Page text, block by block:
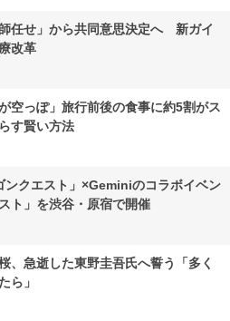
任せ」から共同意思決定へ 新ガイ
改革
空っぽ」旅行前後の食事に約5割がス
す賢い方法
クエスト」×Geminiのコラボイベン
ト」を渋谷・原宿で開催
、急逝した東野圭吾氏へ誓う「多く
ら」